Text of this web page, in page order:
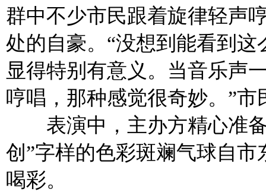
群中不少市民跟着旋律轻声
处的自豪。“没想到能看到
显得特别有意义。当音乐声
哼唱，那种感觉很奇妙。”市
表演中，主办方精心准备
创”字样的色彩斑斓气球自
喝彩。